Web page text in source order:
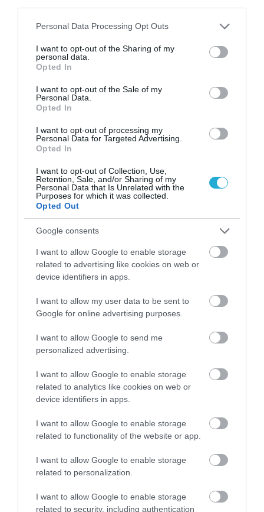
Please note that this website/app uses one or more Google
not limited to your visit or usage behaviour. You may click to
grant or deny consent to Google and its third-party tags to
use your data for below specified purposes in below Google
consent section.
Personal Data Processing Opt Outs
I want to opt-out of the Sharing of my
personal data.
Opted In
I want to opt-out of the Sale of my
Personal Data.
Opted In
I want to opt-out of processing my
Personal Data for Targeted Advertising.
Opted In
I want to opt-out of Collection, Use,
Retention, Sale, and/or Sharing of my
Personal Data that Is Unrelated with the
Purposes for which it was collected.
Opted Out
Google consents
I want to allow Google to enable storage
related to advertising like cookies on web or
device identifiers in apps.
I want to allow my user data to be sent to
Google for online advertising purposes.
I want to allow Google to send me
personalized advertising.
I want to allow Google to enable storage
related to analytics like cookies on web or
device identifiers in apps.
I want to allow Google to enable storage
related to functionality of the website or app.
I want to allow Google to enable storage
related to personalization.
I want to allow Google to enable storage
related to security, including authentication
ΦΑΡΜΑΚΑ
Ανατροπή δεδομένων στα εμβόλια
πλέον στις ΗΠΑ από COVID-19
Ποιοι είναι οι φυσιολογικοί καρδιακοί
παλμοί και ποια τα επικίνδυνα όρια –
Πότε πρέπει να ανησυχήσετε
ΠΕΡΙΣΣΟΤΕΡΑ